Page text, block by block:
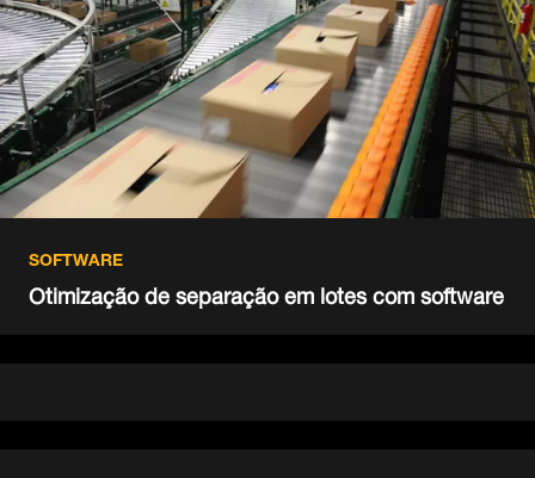
SOFTWARE
Otimização de separação em lotes com software